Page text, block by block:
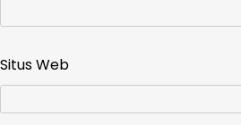
Situs Web